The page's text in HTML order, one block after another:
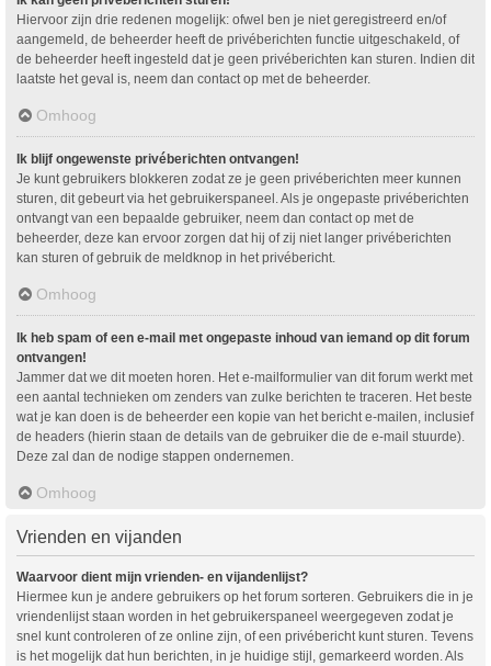
Hiervoor zijn drie redenen mogelijk: ofwel ben je niet geregistreerd en/of
aangemeld, de beheerder heeft de privéberichten functie uitgeschakeld, of
de beheerder heeft ingesteld dat je geen privéberichten kan sturen. Indien dit
laatste het geval is, neem dan contact op met de beheerder.
Omhoog
Ik blijf ongewenste privéberichten ontvangen!
Je kunt gebruikers blokkeren zodat ze je geen privéberichten meer kunnen
sturen, dit gebeurt via het gebruikerspaneel. Als je ongepaste privéberichten
ontvangt van een bepaalde gebruiker, neem dan contact op met de
beheerder, deze kan ervoor zorgen dat hij of zij niet langer privéberichten
kan sturen of gebruik de meldknop in het privébericht.
Omhoog
Ik heb spam of een e-mail met ongepaste inhoud van iemand op dit forum
ontvangen!
Jammer dat we dit moeten horen. Het e-mailformulier van dit forum werkt met
een aantal technieken om zenders van zulke berichten te traceren. Het beste
wat je kan doen is de beheerder een kopie van het bericht e-mailen, inclusief
de headers (hierin staan de details van de gebruiker die de e-mail stuurde).
Deze zal dan de nodige stappen ondernemen.
Omhoog
Vrienden en vijanden
Waarvoor dient mijn vrienden- en vijandenlijst?
Hiermee kun je andere gebruikers op het forum sorteren. Gebruikers die in je
vriendenlijst staan worden in het gebruikerspaneel weergegeven zodat je
snel kunt controleren of ze online zijn, of een privébericht kunt sturen. Tevens
is het mogelijk dat hun berichten, in je huidige stijl, gemarkeerd worden. Als